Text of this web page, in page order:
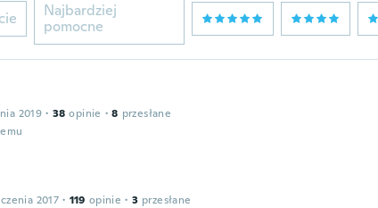
Najbardziej
pomocne
2019 · 38 opinie · 8 przesłane
2017 · 119 opinie · 3 przesłane